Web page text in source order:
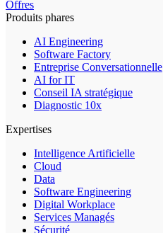
Offres
Produits phares
AI Engineering
Software Factory
Entreprise Conversationnelle
AI for IT
Conseil IA stratégique
Diagnostic 10x
Expertises
Intelligence Artificielle
Cloud
Data
Software Engineering
Digital Workplace
Services Managés
Sécurité